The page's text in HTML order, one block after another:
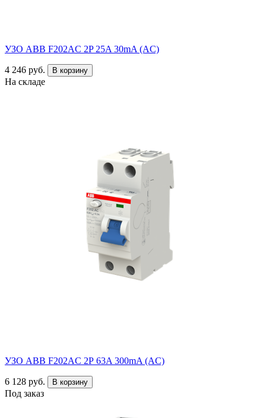
УЗО ABB F202AC 2P 25A 30mA (AC)
4 246 руб. В корзину
На складе
УЗО ABB F202AC 2Р 63A 300mA (AC)
6 128 руб. В корзину
Под заказ